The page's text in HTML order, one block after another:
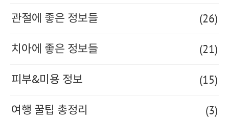
관절에 좋은 정보들 (26)
치아에 좋은 정보들 (21)
피부&미용 정보 (15)
여행 꿀팁 총정리 (3)